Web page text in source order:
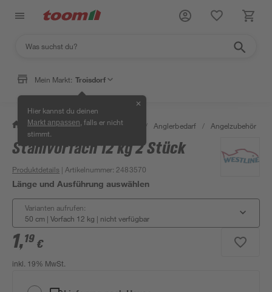
Mein Markt: Troisdorf
Hier kannst du deinen
Markt anpassen , falls er nicht
stimmt.
✕
/ Garten & Freizeit / Tierbedarf / Anglerbedarf / Angelzubehör
Stahlvorfach 12 kg 2 Stück
Produktdetails | Artikelnummer: 2483570
Länge und Ausführung auswählen
Varianten aufrufen:
50 cm | Vorfach 12 kg | nicht verfügbar
1,19 €
inkl. 19% MwSt.